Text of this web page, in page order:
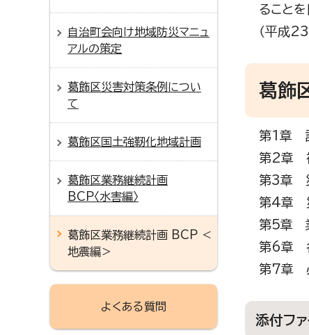
ること
（平成
葛飾
第1章
第2章
第3章
第4章
第5章
第6章
第7章
添付フ
自治町会向け地域防災マニュ
アルの策定
葛飾区災害対策条例につい
て
葛飾区国土強靭化地域計画
葛飾区業務継続計画
BCP〈水害編〉
葛飾区業務継続計画 BCP ＜
地震編＞
よくある質問